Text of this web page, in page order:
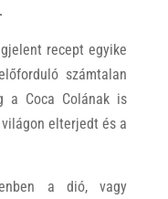
recept egyike
számtalan
a Coca Colának is
elterjedt és a
a dió, vagy